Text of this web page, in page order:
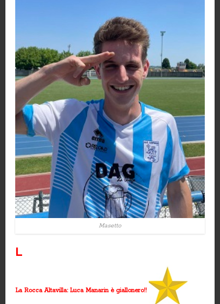
Masetto
L
La Rocca Altavilla: Luca Manarin è giallonero!!